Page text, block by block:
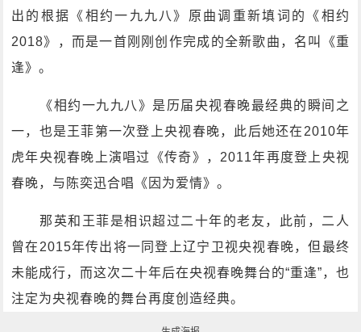
出的根据《相约一九九八》原曲调重新填词的《相约
2018》，而是一首刚刚创作完成的全新歌曲，名叫《重
逢》。
《相约一九九八》是历届央视春晚最经典的瞬间之
一，也是王菲第一次登上央视春晚，此后她还在2010年
虎年央视春晚上演唱过《传奇》，2011年再度登上央视
春晚，与陈奕迅合唱《因为爱情》。
那英和王菲是相识超过二十年的老友，此前，二人
曾在2015年传出将一同登上辽宁卫视央视春晚，但最终
未能成行，而这次二十年后在央视春晚舞台的“重逢”，也
注定为央视春晚的舞台再度创造经典。